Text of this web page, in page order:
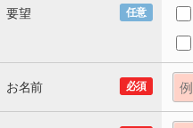
任意
要望
必須
お名前